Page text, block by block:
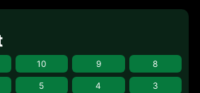
10 9 8
5 4 3